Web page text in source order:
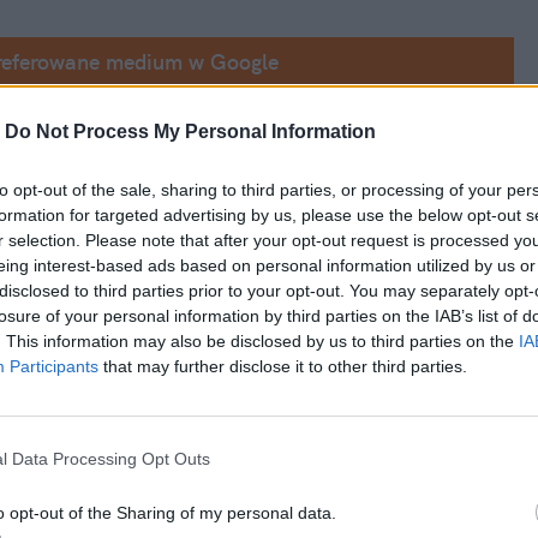
Do Not Process My Personal Information
opt-out of the sale, sharing to third parties, or processing of your
for targeted advertising by us, please use the below opt-out
selection. Please note that after your opt-out request is processed
interest-based ads based on personal information utilized by us
to third parties prior to your opt-out. You may separately
of your personal information by third parties on the IAB’s list of
This information may also be disclosed by us to third parties on the
Participants that may further disclose it to other third parties.
Data Processing Opt Outs
opt-out of the Sharing of my personal data.
medium w Google
pozostał udoskonalony,
generuje teraz 510 KM
. Ale to dopiero
silnik elektryczny o mocy 130 kW (177
639 KM oraz 825 Nm